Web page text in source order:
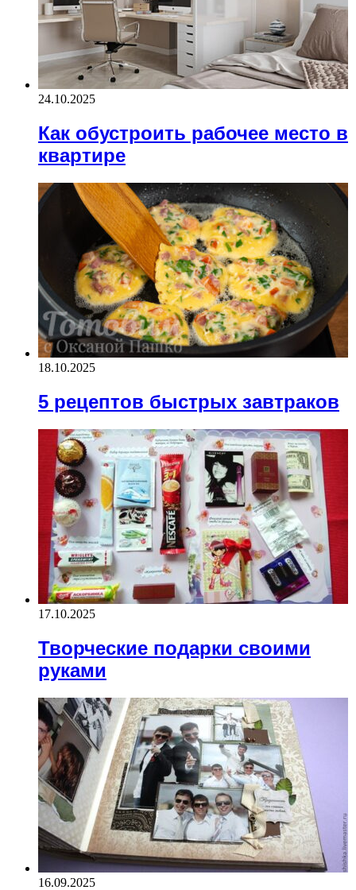
24.10.2025
Как обустроить рабочее место в
квартире
18.10.2025
5 рецептов быстрых завтраков
17.10.2025
Творческие подарки своими
руками
16.09.2025